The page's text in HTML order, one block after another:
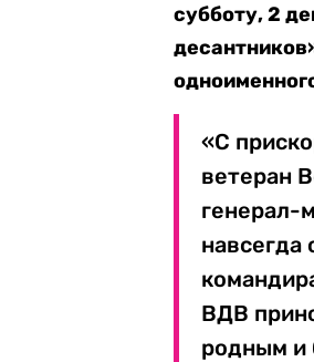
субботу, 2
«С
ветеран
генерал-
навсегда
ВДВ
родным и